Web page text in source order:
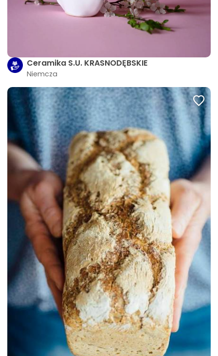
Ceramika S.U. KRASNODĘBSKIE
Niemcza